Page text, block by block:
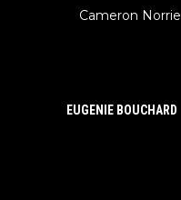
Cameron Norrie
EUGENIE BOUCHARD